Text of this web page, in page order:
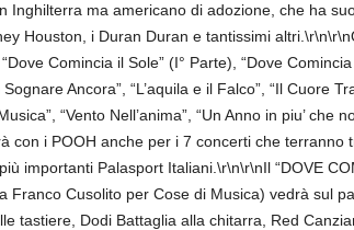
Inghilterra ma americano di adozione, che ha
Houston, i Duran Duran e tantissimi
Comincia il Sole” (I° Parte), “Dove Comincia
Ancora”, “L’aquila e il Falco”, “Il Cuore
“Vento Nell’anima”, “Un Anno in piu’ che
con i POOH anche per i 7 concerti che terranno
importanti Palasport Italiani.\r\n\r\nIl “DOVE
Franco Cusolito per Cose di Musica) vedrà sul
tastiere, Dodi Battaglia alla chitarra, Red